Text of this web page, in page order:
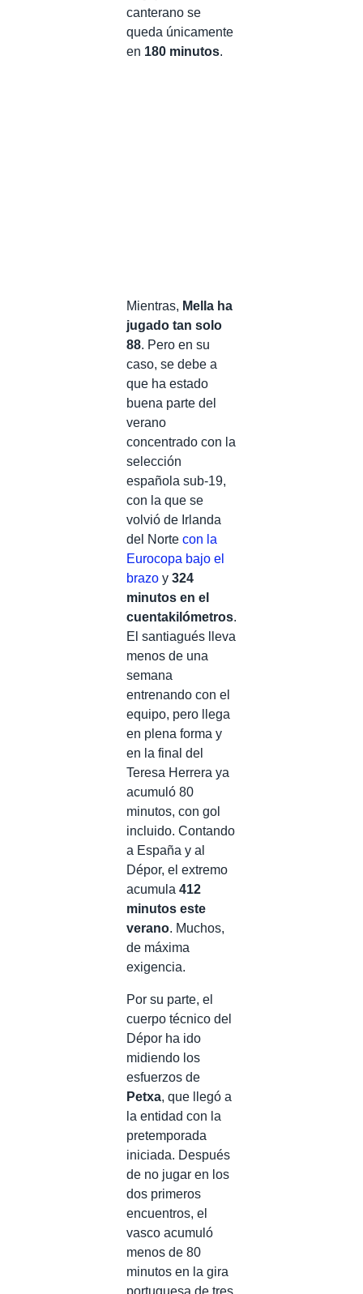
canterano se
queda únicamente
en 180 minutos.
Mientras, Mella ha
jugado tan solo
88. Pero en su
caso, se debe a
que ha estado
buena parte del
verano
concentrado con la
selección
española sub-19,
con la que se
volvió de Irlanda
del Norte con la
Eurocopa bajo el
brazo y 324
minutos en el
cuentakilómetros.
El santiagués lleva
menos de una
semana
entrenando con el
equipo, pero llega
en plena forma y
en la final del
Teresa Herrera ya
acumuló 80
minutos, con gol
incluido. Contando
a España y al
Dépor, el extremo
acumula 412
minutos este
verano. Muchos,
de máxima
exigencia.
Por su parte, el
cuerpo técnico del
Dépor ha ido
midiendo los
esfuerzos de
Petxa, que llegó a
la entidad con la
pretemporada
iniciada. Después
de no jugar en los
dos primeros
encuentros, el
vasco acumuló
menos de 80
minutos en la gira